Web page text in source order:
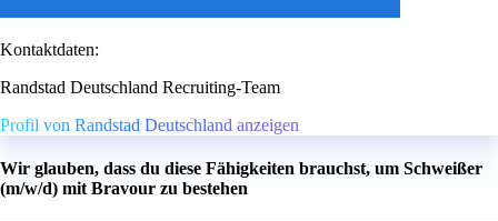
Kontaktdaten:
Randstad Deutschland Recruiting-Team
Profil von Randstad Deutschland anzeigen
Wir glauben, dass du diese Fähigkeiten brauchst, um Schweißer
(m/w/d) mit Bravour zu bestehen